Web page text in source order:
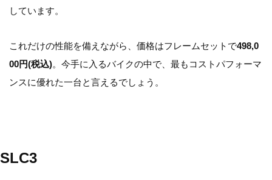
しています。
これだけの性能を備えながら、価格はフレームセットで498,0
00円(税込)。今手に入るバイクの中で、最もコストパフォーマ
ンスに優れた一台と言えるでしょう。
SLC3